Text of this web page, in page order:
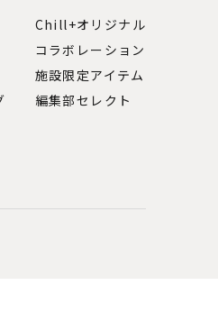
Chill+オリジナル
コラボレーション
施設限定アイテム
編集部セレクト